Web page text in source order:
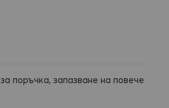
поръчка, запазване на повече